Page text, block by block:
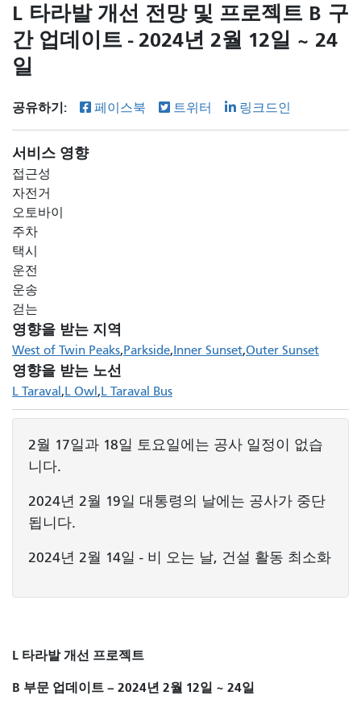
L 타라발 개선 전망 및 프로젝트 B 구
간 업데이트 - 2024년 2월 12일 ~ 24
일
공유하기: 페이스북 트위터 링크드인
서비스 영향
접근성
자전거
오토바이
주차
택시
운전
운송
걷는
영향을 받는 지역
West of Twin Peaks Parkside Inner Sunset Outer Sunset
영향을 받는 노선
L Taraval L Owl L Taraval Bus
2월 17일과 18일 토요일에는 공사 일정이 없습
니다.
2024년 2월 19일 대통령의 날에는 공사가 중단
됩니다.
2024년 2월 14일 - 비 오는 날, 건설 활동 최소화
L 타라발 개선 프로젝트
B 부문 업데이트 – 2024년 2월 12일 ~ 24일